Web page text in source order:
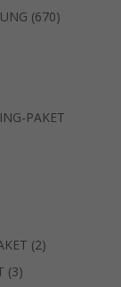
670670
PAKET
22
33